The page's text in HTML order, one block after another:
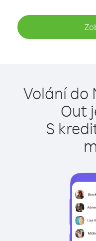
Volání do
Out
S